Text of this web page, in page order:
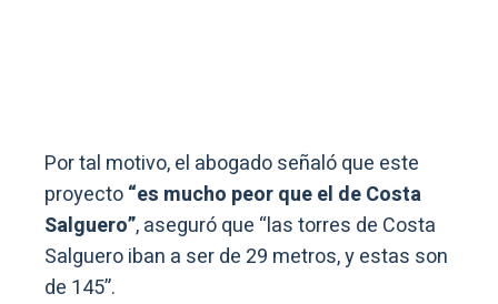
Por tal motivo, el abogado señaló que este
proyecto“es mucho peor que el de Costa
Salguero”, aseguró que “las torres de Costa
Salguero iban a ser de 29 metros, y estas son
de 145”.